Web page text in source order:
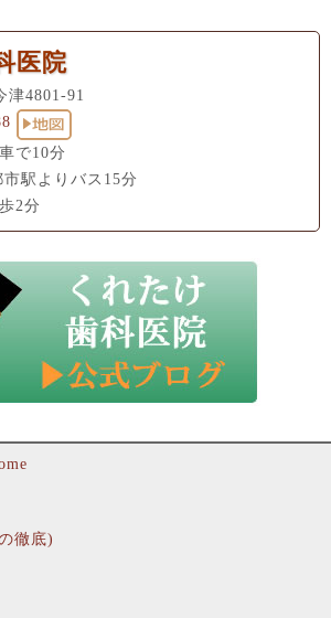
医院
津4801-91
で10分
駅よりバス15分
2分
徹底)